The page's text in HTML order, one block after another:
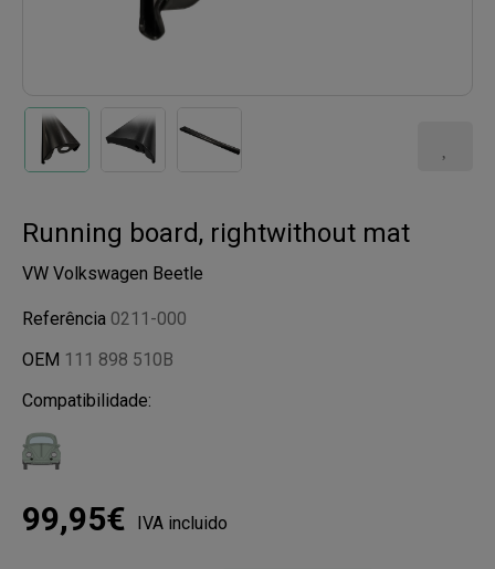
Running board, rightwithout mat
VW Volkswagen Beetle
Referência 0211-000
OEM 111 898 510B
Compatibilidade:
99,95€ IVA incluido